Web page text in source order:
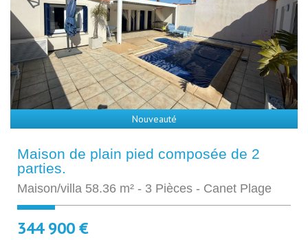
Nouveauté
Maison de plain pied composée de 2
parties.
Maison/villa 58.36 m² - 3 Pièces - Canet Plage
344 900 €